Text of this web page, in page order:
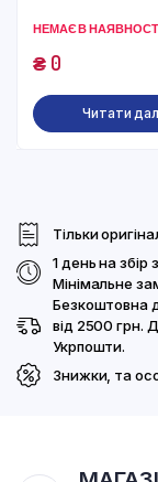
НЕМАЄ В
₴0
Читати
Тільки
1 день на збір
Мінімальне
Безкоштовна
від 2500 грн.
Укрпошти.
Знижки, та